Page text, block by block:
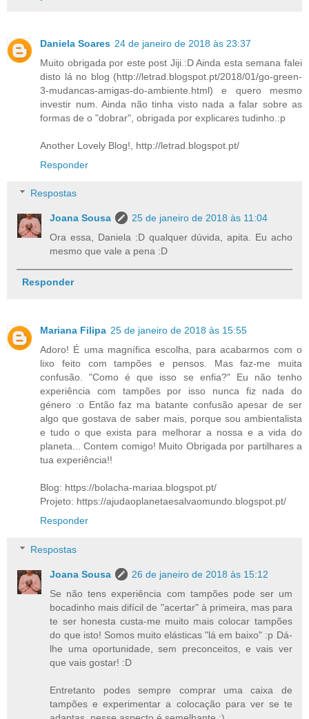
Daniela Soares 24 de janeiro de 2018 às 23:37
Muito obrigada por este post Jiji.:D Ainda esta semana falei
disto lá no blog (http://letrad.blogspot.pt/2018/01/go-green-
3-mudancas-amigas-do-ambiente.html) e quero mesmo
investir num. Ainda não tinha visto nada a falar sobre as
formas de o "dobrar", obrigada por explicares tudinho.:p
Another Lovely Blog!, http://letrad.blogspot.pt/
Responder
Respostas
Joana Sousa
25 de janeiro de 2018 às 11:04
Ora essa, Daniela :D qualquer dúvida, apita. Eu acho
mesmo que vale a pena :D
Responder
Mariana Filipa 25 de janeiro de 2018 às 15:55
Adoro! É uma magnífica escolha, para acabarmos com o
lixo feito com tampões e pensos. Mas faz-me muita
confusão. "Como é que isso se enfia?" Eu não tenho
experiência com tampões por isso nunca fiz nada do
género :o Então faz ma batante confusão apesar de ser
algo que gostava de saber mais, porque sou ambientalista
e tudo o que exista para melhorar a nossa e a vida do
planeta... Contem comigo! Muito Obrigada por partilhares a
tua experiência!!
Blog: https://bolacha-mariaa.blogspot.pt/
Projeto: https://ajudaoplanetaesalvaomundo.blogspot.pt/
Responder
Respostas
Joana Sousa
26 de janeiro de 2018 às 15:12
Se não tens experiência com tampões pode ser um
bocadinho mais difícil de "acertar" à primeira, mas para
te ser honesta custa-me muito mais colocar tampões
do que isto! Somos muito elásticas "lá em baixo" :p Dá-
lhe uma oportunidade, sem preconceitos, e vais ver
que vais gostar! :D
Entretanto podes sempre comprar uma caixa de
tampões e experimentar a colocação para ver se te